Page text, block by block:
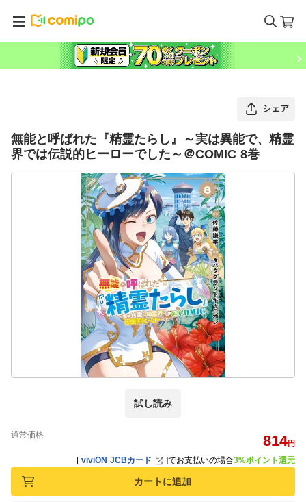
シェア
無能と呼ばれた『精霊たらし』～実は異能で、精霊
界では伝説的ヒーローでした～＠COMIC 8巻
試し読み
通常価格 814円
[ viviON JCBカード ]でお支払いの場合3%ポイント還元
カートに追加